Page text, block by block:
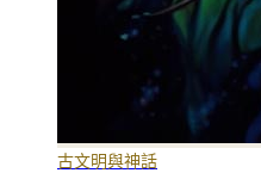
古文明與神話